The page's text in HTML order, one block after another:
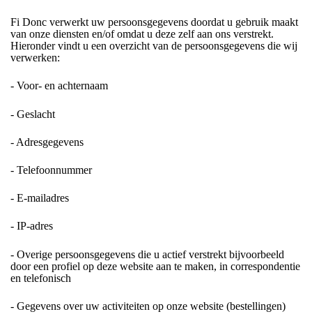
Fi Donc verwerkt uw persoonsgegevens doordat u gebruik maakt
van onze diensten en/of omdat u deze zelf aan ons verstrekt.
Hieronder vindt u een overzicht van de persoonsgegevens die wij
verwerken:
- Voor- en achternaam
- Geslacht
- Adresgegevens
- Telefoonnummer
- E-mailadres
- IP-adres
- Overige persoonsgegevens die u actief verstrekt bijvoorbeeld
door een profiel op deze website aan te maken, in correspondentie
en telefonisch
- Gegevens over uw activiteiten op onze website (bestellingen)